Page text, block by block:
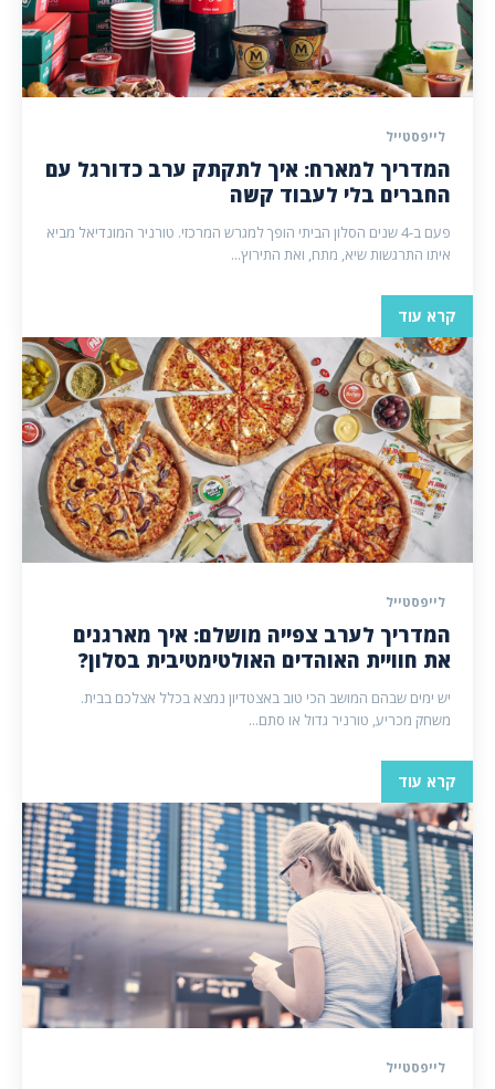
לייפסטייל
המדריך למארח: איך לתקתק ערב כדורגל עם
החברים בלי לעבוד קשה
פעם ב-4 שנים הסלון הביתי הופך למגרש המרכזי. טורניר המונדיאל מביא
איתו התרגשות שיא, מתח, ואת התירוץ...
קרא עוד
לייפסטייל
המדריך לערב צפייה מושלם: איך מארגנים
את חוויית האוהדים האולטימטיבית בסלון?
יש ימים שבהם המושב הכי טוב באצטדיון נמצא בכלל אצלכם בבית.
משחק מכריע, טורניר גדול או סתם...
קרא עוד
לייפסטייל